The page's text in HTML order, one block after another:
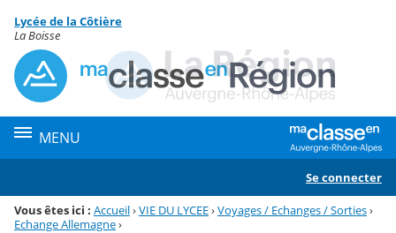
Menu de la rubrique
Contenu
Lycée de la Côtière
La Boisse
MENU
Se connecter
Vous êtes ici : Accueil›VIE DU LYCEE›Voyages / Echanges / Sorties›
Echange Allemagne›